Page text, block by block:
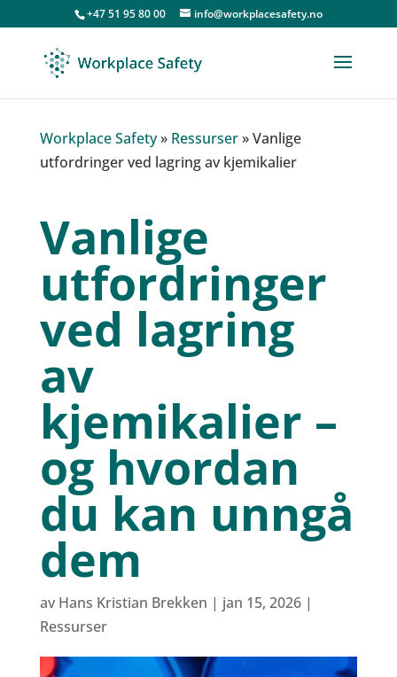
+47 51 95 80 00 info@workplacesafety.no
Workplace Safety» Ressurser»Vanlige
utfordringer ved lagring av kjemikalier
Vanlige
utfordringer
ved lagring
av
kjemikalier –
og hvordan
du kan unngå
dem
av Hans Kristian Brekken | jan 15, 2026|
Ressurser